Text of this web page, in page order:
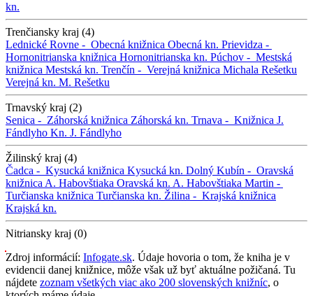
kn.
Trenčiansky kraj (4)
Lednické Rovne - Obecná knižnica Obecná kn. Prievidza -
Hornonitrianska knižnica Hornonitrianska kn. Púchov - Mestská
knižnica Mestská kn. Trenčín - Verejná knižnica Michala Rešetku
Verejná kn. M. Rešetku
Trnavský kraj (2)
Senica - Záhorská knižnica Záhorská kn. Trnava - Knižnica J.
Fándlyho Kn. J. Fándlyho
Žilinský kraj (4)
Čadca - Kysucká knižnica Kysucká kn. Dolný Kubín - Oravská
knižnica A. Habovštiaka Oravská kn. A. Habovštiaka Martin -
Turčianska knižnica Turčianska kn. Žilina - Krajská knižnica
Krajská kn.
Nitriansky kraj (0)
Zdroj informácií: Infogate.sk. Údaje hovoria o tom, že kniha je v
evidencii danej knižnice, môže však už byť aktuálne požičaná. Tu
nájdete zoznam všetkých viac ako 200 slovenských knižníc, o